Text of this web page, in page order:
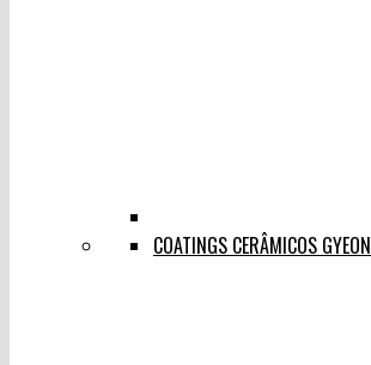
COATINGS CERÂMICOS GYEON